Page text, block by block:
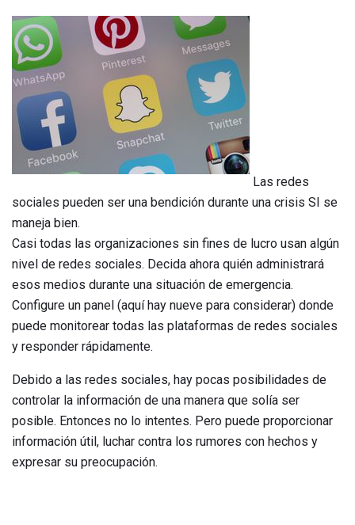
Las redes
sociales pueden ser una bendición durante una crisis SI se
maneja bien.
Casi todas las organizaciones sin fines de lucro usan algún
nivel de redes sociales. Decida ahora quién administrará
esos medios durante una situación de emergencia.
Configure un panel (aquí hay nueve para considerar) donde
puede monitorear todas las plataformas de redes sociales
y responder rápidamente.
Debido a las redes sociales, hay pocas posibilidades de
controlar la información de una manera que solía ser
posible. Entonces no lo intentes. Pero puede proporcionar
información útil, luchar contra los rumores con hechos y
expresar su preocupación.